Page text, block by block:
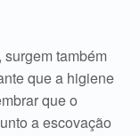
também
que a higiene
que o
a escovação